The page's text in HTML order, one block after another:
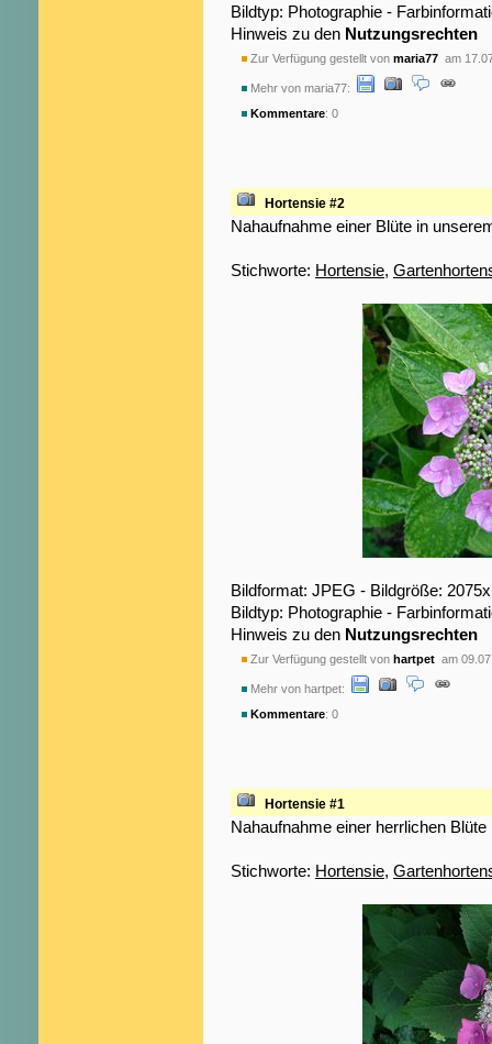
Bildtyp: Photographie -
Hinweis zu den Nutzungsrechten
Zur Verfügung gestellt von maria77 am
Mehr von maria77:
Kommentare: 0
Hortensie #2
Nahaufnahme einer Blüte in
Stichworte: Hortensie,
Bildformat: JPEG - Bildgröße:
Bildtyp: Photographie -
Hinweis zu den Nutzungsrechten
Zur Verfügung gestellt von hartpet am
Mehr von hartpet:
Kommentare: 0
Hortensie #1
Nahaufnahme einer herrlichen Blüte
Stichworte: Hortensie,